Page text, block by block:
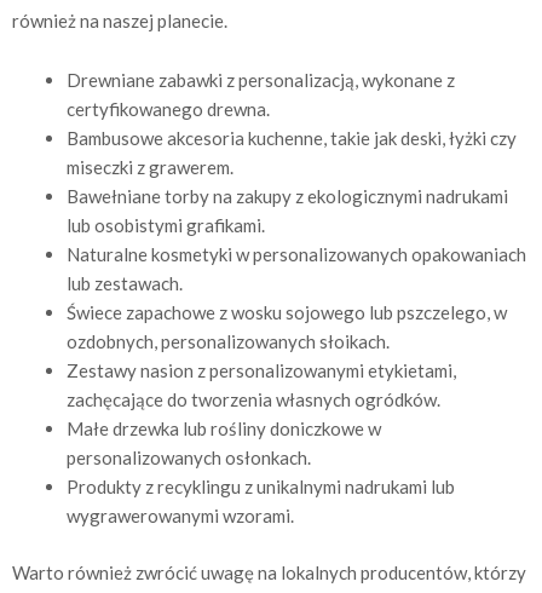
również na naszej planecie.
Drewniane zabawki z personalizacją, wykonane z
certyfikowanego drewna.
Bambusowe akcesoria kuchenne, takie jak deski, łyżki czy
miseczki z grawerem.
Bawełniane torby na zakupy z ekologicznymi nadrukami
lub osobistymi grafikami.
Naturalne kosmetyki w personalizowanych opakowaniach
lub zestawach.
Świece zapachowe z wosku sojowego lub pszczelego, w
ozdobnych, personalizowanych słoikach.
Zestawy nasion z personalizowanymi etykietami,
zachęcające do tworzenia własnych ogródków.
Małe drzewka lub rośliny doniczkowe w
personalizowanych osłonkach.
Produkty z recyklingu z unikalnymi nadrukami lub
wygrawerowanymi wzorami.
Warto również zwrócić uwagę na lokalnych producentów, którzy